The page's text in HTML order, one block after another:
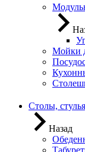
Мойки
Столы,
Назад